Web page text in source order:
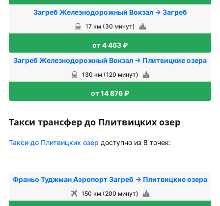
Загреб Железнодорожный Вокзал → Загреб
17 км (30 минут)
от 4 463 ₽
Загреб Железнодорожный Вокзал → Плитвицкие озера
130 км (120 минут)
от 14 876 ₽
Такси трансфер до Плитвицких озер
Такси до Плитвицких озер доступно из 8 точек:
Франьо Туджман Аэропорт Загреб → Плитвицкие озера
150 км (200 минут)